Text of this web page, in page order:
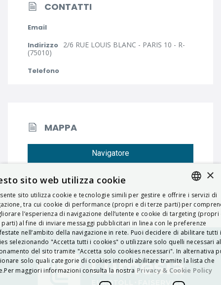
CONTATTI
Email
Indirizzo 2/6 RUE LOUIS BLANC - PARIS 10 - R-
(75010)
Telefono
MAPPA
Navigatore
ITALIAN
ENGLISH
FRENCH
HUNGARIAN
DEUTSCH
×
sito web utilizza cookie
sito utilizza cookie e tecnologie simili per gestire e offrire i servizi di
tra cui cookie di performance (propri e di terze parti) per
l’esperienza di navigazione dell’utente e cookie di targeting (propri
parti) al fine di inviare messaggi pubblicitari in linea con le preferenze
nell’ambito della navigazione in rete. Puoi decidere di abilitare tutti i
selezionando "Accetta tutti i cookies" o utilizzare solo quelli necessari al
del sito tramite "Accetta solo cookies necessari". In alternativa
solo quali categorie di cookies intendi abilitare tramite la lista che
maggiori informazioni consulta la nostra Privacy & Cookie Policy